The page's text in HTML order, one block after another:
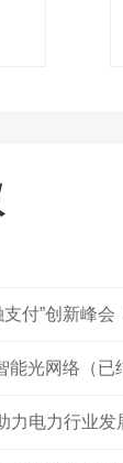
付”创新峰会
能光网络（已
力电力行业发